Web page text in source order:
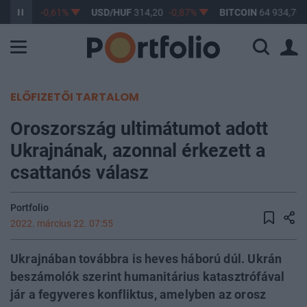
363,17 -0,61% USD/HUF314,20 -0,87% BITCOIN64 934,70
ELŐFIZETŐI TARTALOM
Oroszország ultimátumot adott
Ukrajnának, azonnal érkezett a
csattanós válasz
Portfolio
2022. március 22. 07:55
Ukrajnában továbbra is heves háború dúl. Ukrán
beszámolók szerint humanitárius katasztrófával
jár a fegyveres konfliktus, amelyben az orosz